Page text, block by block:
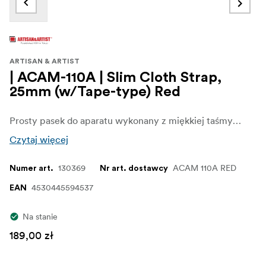
ARTISAN & ARTIST
| ACAM-110A | Slim Cloth Strap,
25mm (w/Tape-type) Red
Prosty pasek do aparatu wykonany z miękkiej taśmy akrylowej. Jego szerokość wynosi 25 mm, a długość jest odpowiednia do noszenia po przekątnej ciała.
Czytaj więcej
Numer art. 130369 Nr art. dostawcy ACAM 110A RED
EAN 4530445594537
Na stanie
189,00 zł